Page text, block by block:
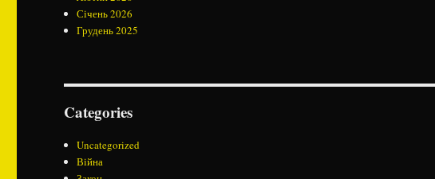
Січень 2026
Грудень 2025
Categories
Uncategorized
Війна